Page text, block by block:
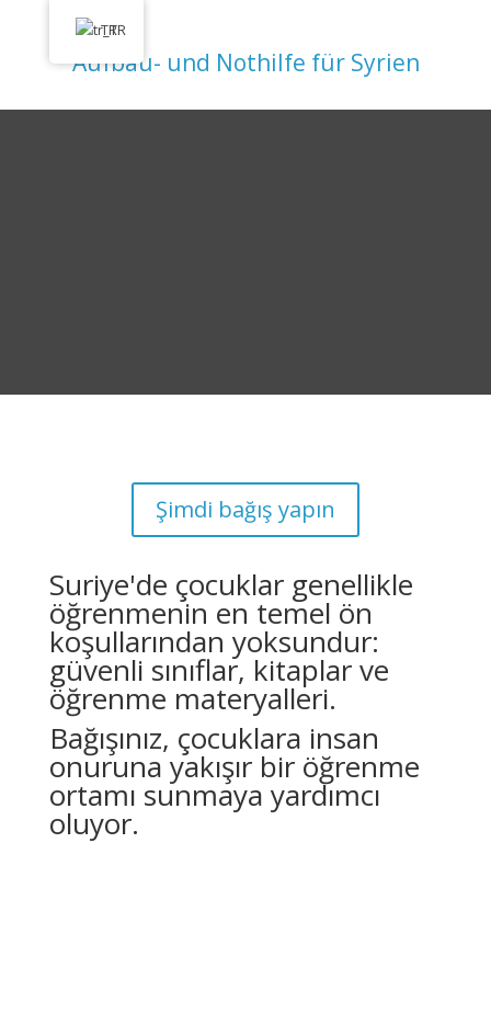
Aufbau- und Nothilfe für Syrien
Şimdi bağış yapın
Suriye'de çocuklar genellikle
öğrenmenin en temel ön
koşullarından yoksundur:
güvenli sınıflar, kitaplar ve
öğrenme materyalleri.
Bağışınız, çocuklara insan
onuruna yakışır bir öğrenme
ortamı sunmaya yardımcı
oluyor.
TR